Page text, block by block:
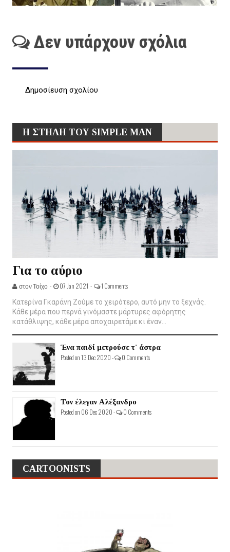
Δεν υπάρχουν σχόλια
Δημοσίευση σχολίου
Η ΣΤΗΛΗ ΤΟΥ SIMPLE MAN
Για το αύριο
στον Τοίχο - 07 Jan 2021 - 1 Comments
Κατερίνα Γκαράνη Ζούμε το χειρότερο, αυτό μην το ξεχνάς.
Κάθε μέρα που περνά γινόμαστε μάρτυρες αφόρητης
κατάθλιψης, κάθε μέρα αποχαιρετάμε κι έναν...
Ένα παιδί μετρούσε τ' άστρα
Posted on 13 Dec 2020 - 0 Comments
Τον έλεγαν Αλέξανδρο
Posted on 06 Dec 2020 - 0 Comments
CARTOONISTS